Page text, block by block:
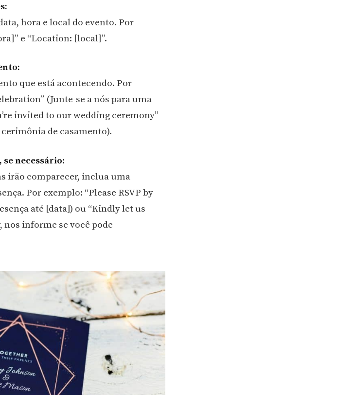
hora e local do evento. Por
e “Location: [local]”.
que está acontecendo. Por
(Junte-se a nós para uma
invited to our wedding ceremony”
de casamento).
necessário:
irão comparecer, inclua uma
Por exemplo: “Please RSVP by
até [data]) ou “Kindly let us
informe se você pode